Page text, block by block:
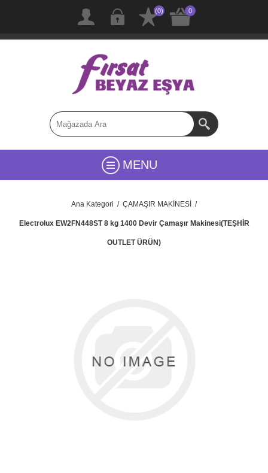
(0) 0
MENU
Ana Kategori / ÇAMAŞIR MAKİNESİ /
Electrolux EW2FN448ST 8 kg 1400 Devir Çamaşır Makinesi(TEŞHİR
OUTLET ÜRÜN)